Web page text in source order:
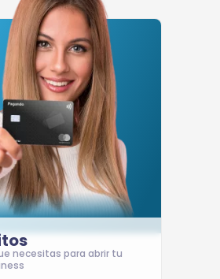
necesitas para abrir tu